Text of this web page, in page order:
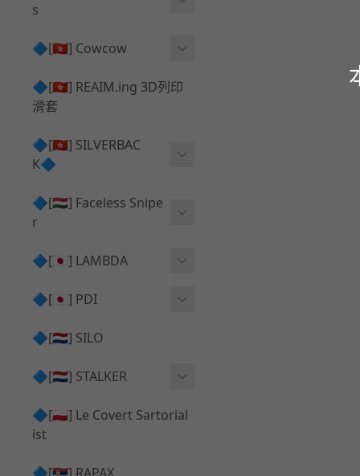
s
VFC
G＆G
Krytac
KWA
Tokyo Marui
PROWIN
MAXX
SILVERBACK SRS
🔷[🇭🇰] Cowcow
TM Glock 系列
Action Army AAP01 系列
UMAREX VFC 系列
KWA⧸KSC系列
🔷[🇭🇰] REAIM.ing 3D列印
滑套
🔷[🇭🇰] SILVERBAC
K🔷
SRS ⧸ HTI 🟦 主體 ⧸ 彈匣
✅ 碳纖管 ⧸ 彈簧
TAC-41 👁️‍🗨️ 外觀 ⧸ 色彩
MDR-X 🟦 主體 ⧸ 彈匣
✅ 通用 ⧸ 精品
MDR-X 🔄 原廠 ⧸ 零件
🔷[🇭🇺] Faceless Snipe
r
Mk23 ⧸ SSX23
SRS ⧸ HTI ⧸ TAC-41
🔷[🇯🇵] LAMBDA
Lambda 05 GBB 精密內管
Lambda 03 AEG 精密內管
Lambda 05 AEG 精密內管
🔷[🇯🇵] PDI
01 精密內管
05 精密內管
08 精密內管
🔷[🇳🇱] SILO
🔷[🇳🇱] STALKER
Action Army AAP01 升級
套件
HOP膠皮 ⧸ 下壓塊
🔷[🇵🇱] Le Covert Sartorial
ist